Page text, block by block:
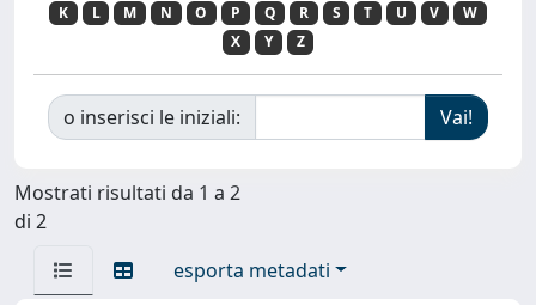
K
L M N O P Q R S T U V
W
X
Y Z
o inserisci le iniziali:
Mostrati risultati da 1 a 2
di 2
esporta metadati